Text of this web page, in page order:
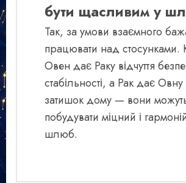
бути щасливим у
Так, за умови взаємного
працювати над стосунками.
Овен дає Раку відчуття
стабільності, а Рак дає Овну
затишок дому — вони
побудувати міцний і
шлюб.